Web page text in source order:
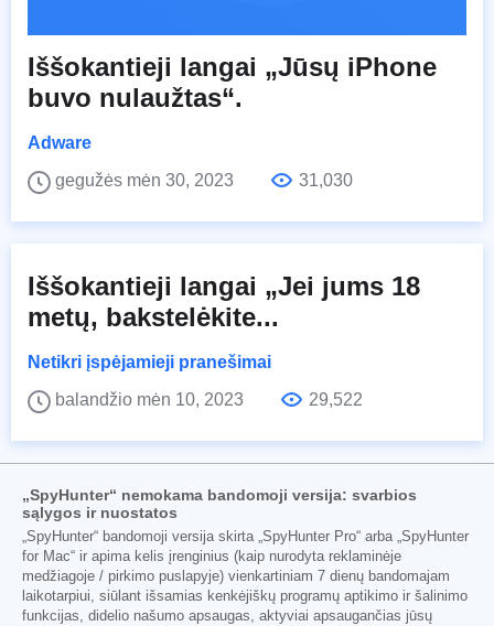
Iššokantieji langai „Jūsų iPhone
buvo nulaužtas“.
Adware
gegužės mėn 30, 2023
31,030
Iššokantieji langai „Jei jums 18
metų, bakstelėkite...
Netikri įspėjamieji pranešimai
balandžio mėn 10, 2023
29,522
„SpyHunter“ nemokama bandomoji versija: svarbios
sąlygos ir nuostatos
„SpyHunter“ bandomoji versija skirta „SpyHunter Pro“ arba „SpyHunter
for Mac“ ir apima kelis įrenginius (kaip nurodyta reklaminėje
medžiagoje / pirkimo puslapyje) vienkartiniam 7 dienų bandomajam
laikotarpiui, siūlant išsamias kenkėjiškų programų aptikimo ir šalinimo
funkcijas, didelio našumo apsaugas, aktyviai apsaugančias jūsų